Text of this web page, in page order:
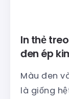
In thẻ
đen ép
Màu đen
là giống